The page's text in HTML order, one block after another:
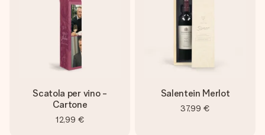
Scatola per vino -
Cartone
12,99 €
Salentein Merlot
37,99 €